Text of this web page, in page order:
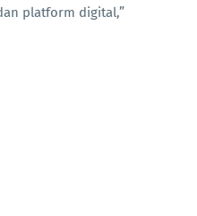
platform digital,”